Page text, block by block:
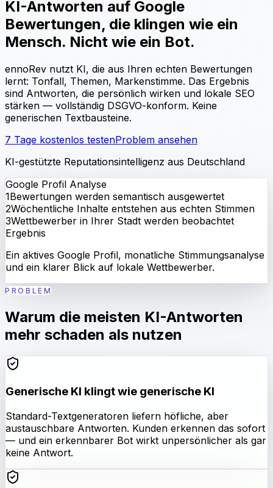
KI-Antworten auf Google
Bewertungen, die klingen wie ein
Mensch. Nicht wie ein Bot.
ennoRev nutzt KI, die aus Ihren echten Bewertungen
lernt: Tonfall, Themen, Markenstimme. Das Ergebnis
sind Antworten, die persönlich wirken und lokale SEO
stärken — vollständig DSGVO-konform. Keine
generischen Textbausteine.
7 Tage kostenlos testenProblem ansehen
KI-gestützte Reputationsintelligenz aus Deutschland
Google Profil Analyse
1Bewertungen werden semantisch ausgewertet
2Wöchentliche Inhalte entstehen aus echten Stimmen
3Wettbewerber in Ihrer Stadt werden beobachtet
Ergebnis
Ein aktives Google Profil, monatliche Stimmungsanalyse
und ein klarer Blick auf lokale Wettbewerber.
PROBLEM
Warum die meisten KI-Antworten
mehr schaden als nutzen
Generische KI klingt wie generische KI
Standard-Textgeneratoren liefern höfliche, aber
austauschbare Antworten. Kunden erkennen das sofort
— und ein erkennbarer Bot wirkt unpersönlicher als gar
keine Antwort.